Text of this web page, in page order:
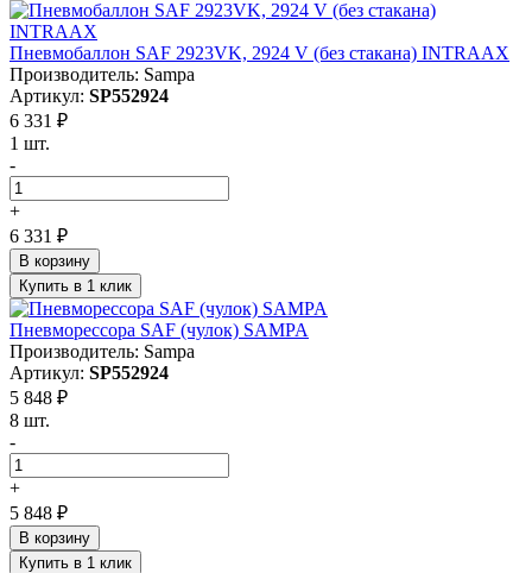
Пневмобаллон SAF 2923VK, 2924 V (без стакана) INTRAAX
Производитель: Sampa
Артикул: SP552924
6 331 ₽
1 шт.
-
+
6 331 ₽
В корзину
Купить в 1 клик
Пневморессора SAF (чулок) SAMPA
Производитель: Sampa
Артикул: SP552924
5 848 ₽
8 шт.
-
+
5 848 ₽
В корзину
Купить в 1 клик